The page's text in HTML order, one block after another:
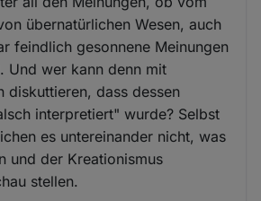
übernatürlichen Wesen, auch
feindlich gesonnene Meinungen
Und wer kann denn mit
diskuttieren, dass dessen
interpretiert" wurde? Selbst
es untereinander nicht, was
und der Kreationismus
stellen.